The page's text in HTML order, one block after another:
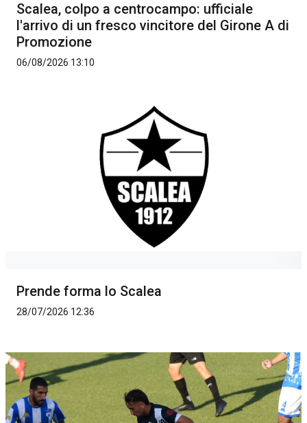
Scalea, colpo a centrocampo: ufficiale
l'arrivo di un fresco vincitore del Girone A di
Promozione
06/08/2026 13:10
Prende forma lo Scalea
28/07/2026 12:36